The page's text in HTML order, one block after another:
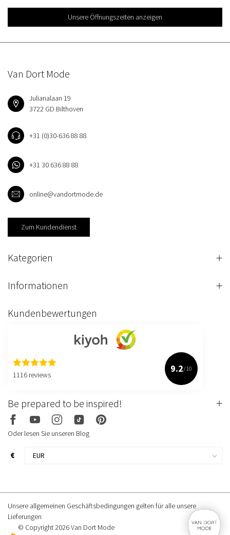
Unsere Öffnungszeiten anzeigen
Van Dort Mode
Julianalaan 19
3722 GD Bilthoven
+31 (0)30-636 88 88
+31 30 636 88 88
online@vandortmode.de
Zum Kundendienst
Kategorien
Informationen
Kundenbewertungen
1116 reviews
9.2/10
Be prepared to be inspired!
Oder lesen Sie unseren Blog
€
Unsere allgemeinen Geschäftsbedingungen gelten für alle unsere
Lieferungen
© Copyright 2026 Van Dort Mode